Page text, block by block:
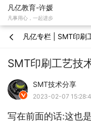
凡亿教育-许媛
凡事用心，一起进步
 凡亿专栏 | SMT印刷
SMT印刷工艺技

SMT技术分享
2023-02-07
写在前面的话:这也